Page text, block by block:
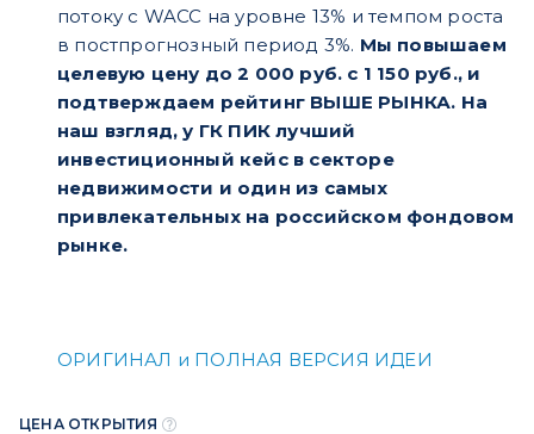
потоку с WACC на уровне 13% и темпом роста
в постпрогнозный период 3%. Мы повышаем
целевую цену до 2 000 руб. с 1 150 руб., и
подтверждаем рейтинг ВЫШЕ РЫНКА. На
наш взгляд, у ГК ПИК лучший
инвестиционный кейс в секторе
недвижимости и один из самых
привлекательных на российском фондовом
рынке.
ОРИГИНАЛ и ПОЛНАЯ ВЕРСИЯ ИДЕИ
ЦЕНА ОТКРЫТИЯ